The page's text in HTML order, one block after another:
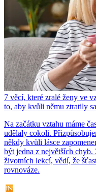
7 věcí, které zralé ženy ve
to, aby kvůli němu ztratily
Na začátku vztahu máme
udělaly cokoli.
někdy kvůli lásce
být jedna z největších
životních lekcí, vědí, že
rovnováze.